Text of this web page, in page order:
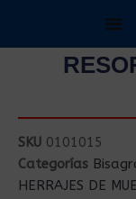
SKU 0101015
Categorías
HERRAJES DE